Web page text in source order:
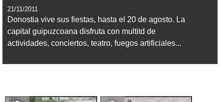
21/11/2011
Donostia vive sus fiestas, hasta el 20 de agosto. La
capital guipuzcoana disfruta con multitd de
actividades, conciertos, teatro, fuegos artificiales...